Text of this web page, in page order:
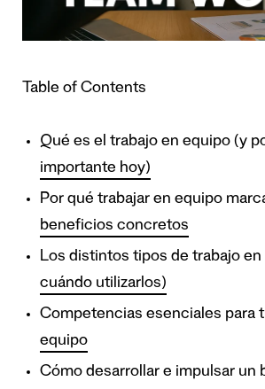
Table of Contents
Qué es el trabajo en equipo (y
importante hoy)
Por qué trabajar en equipo
beneficios concretos
Los distintos tipos de trabajo
cuándo utilizarlos)
Competencias esenciales para
equipo
Cómo desarrollar e impulsar un